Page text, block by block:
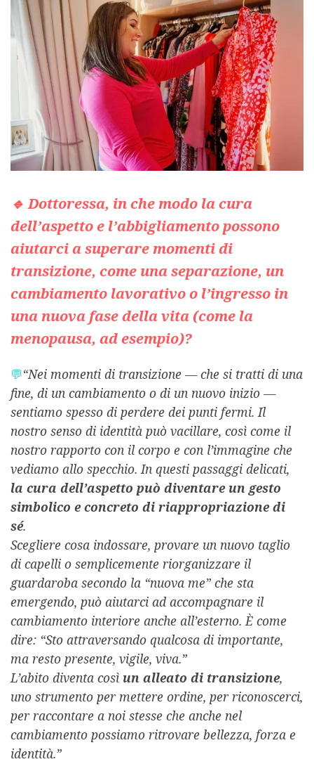
🔹 Dottoressa, in che modo la cura
dell’aspetto e l’abbigliamento possono
aiutarci a superare momenti di
transizione, come una separazione, un
cambiamento lavorativo o l’ingresso in
una nuova fase della vita (come la
menopausa, ad esempio)?
💬“Nei momenti di transizione — che si tratti di una
fine, di un cambiamento o di un nuovo inizio —
sentiamo spesso di perdere dei punti fermi. Il
nostro senso di identità può vacillare, così come il
nostro rapporto con il corpo e con l’immagine che
vediamo allo specchio. In questi passaggi delicati,
la cura dell’aspetto può diventare un gesto
simbolico e concreto di riappropriazione di
sé.
Scegliere cosa indossare, provare un nuovo taglio
di capelli o semplicemente riorganizzare il
guardaroba secondo la “nuova me” che sta
emergendo, può aiutarci ad accompagnare il
cambiamento interiore anche all’esterno. È come
dire: “Sto attraversando qualcosa di importante,
ma resto presente, vigile, viva.”
L’abito diventa così un alleato di transizione,
uno strumento per mettere ordine, per riconoscerci,
per raccontare a noi stesse che anche nel
cambiamento possiamo ritrovare bellezza, forza e
identità.”